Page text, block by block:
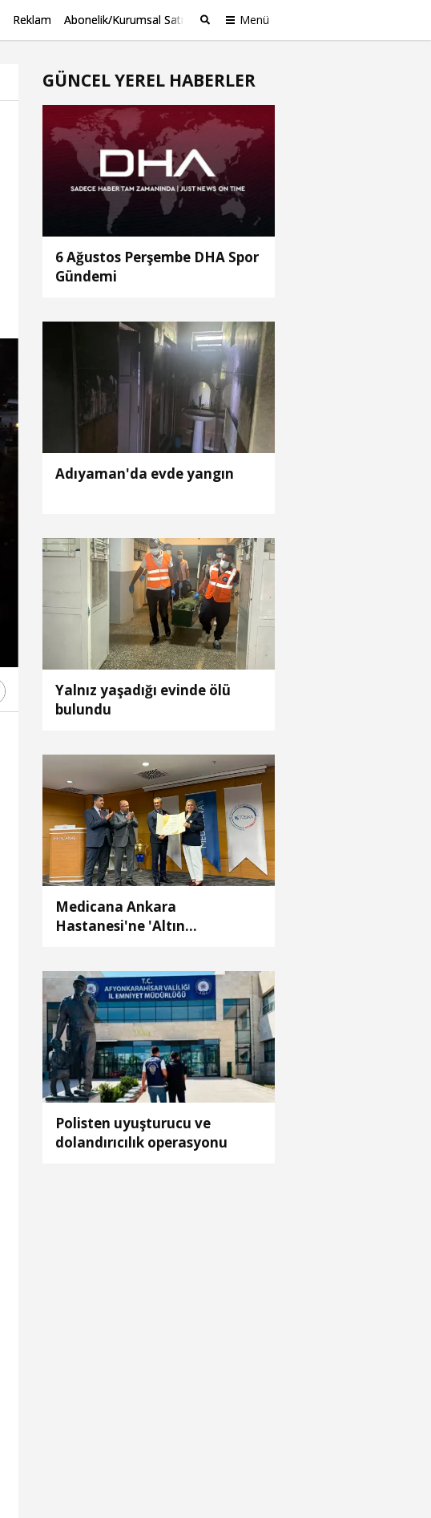
Reklam Abonelik/Kurumsal Satış Menü
GÜNCEL YEREL HABERLER
6 Ağustos Perşembe DHA Spor
Gündemi
Adıyaman'da evde yangın
Yalnız yaşadığı evinde ölü
bulundu
Medicana Ankara
Hastanesi'ne 'Altın
Polisten uyuşturucu ve
dolandırıcılık operasyonu